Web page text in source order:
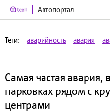
Автопортал
Теги: аварийность авария
Самая частая
парковках рядом с
центрами